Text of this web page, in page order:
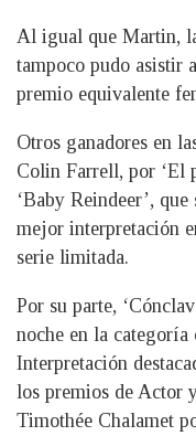
Al igual que Martin,
tampoco pudo asistir
premio equivalente
Otros ganadores en
Colin Farrell, por ‘El
‘Baby Reindeer’,
mejor interpretación
serie limitada.
Por su parte,
noche en la
Interpretación
los premios de Actor
Timothée Chalamet